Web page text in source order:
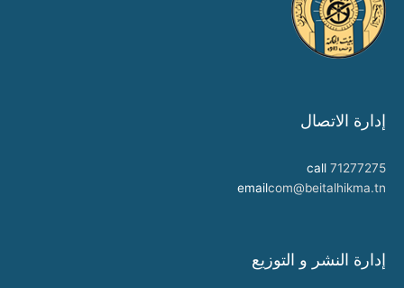
إدارة الاتصال
call 71277275
emailcom@beitalhikma.tn
إدارة النشر و التوزيع